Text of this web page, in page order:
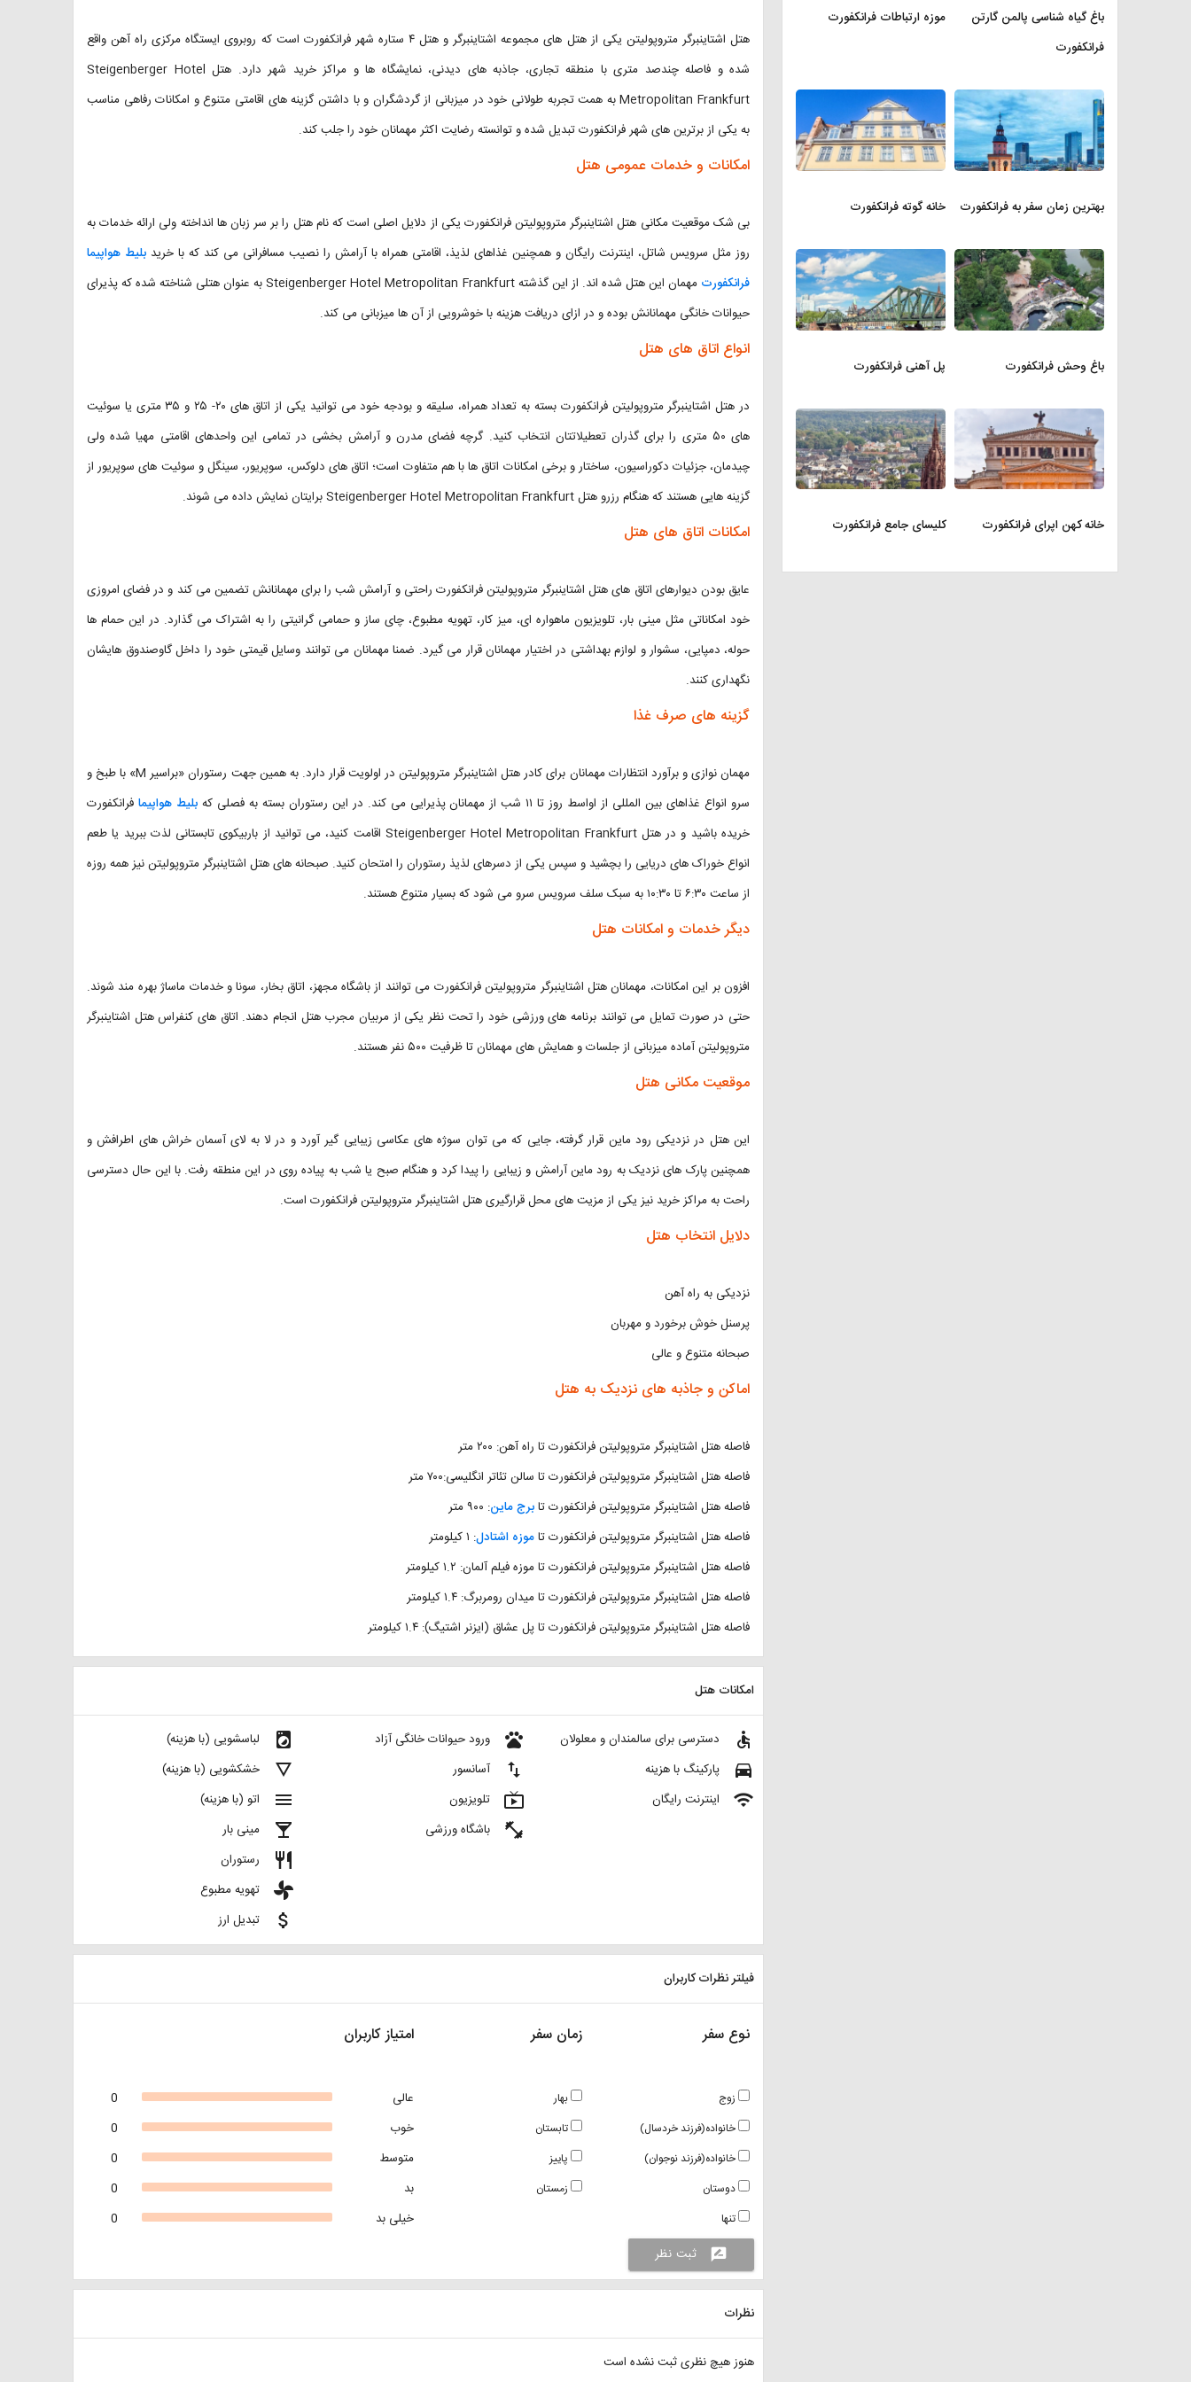
هتل اشتاینبرگر متروپولیتن یکی از هتل های مجموعه اشتاینبرگر و هتل ۴ ستاره شهر فرانکفورت است که روبروی ایستگاه مرکزی راه آهن واقع
شده و فاصله چندصد متری با منطقه تجاری، جاذبه های دیدنی، نمایشگاه ها و مراکز خرید شهر دارد. هتل Steigenberger Hotel
Metropolitan Frankfurt به همت تجربه طولانی خود در میزبانی از گردشگران و با داشتن گزینه های اقامتی متنوع و امکانات رفاهی مناسب
به یکی از برترین های شهر فرانکفورت تبدیل شده و توانسته رضایت اکثر مهمانان خود را جلب کند.
امکانات و خدمات عمومی هتل
بی شک موقعیت مکانی هتل اشتاینبرگر متروپولیتن فرانکفورت یکی از دلایل اصلی است که نام هتل را بر سر زبان ها انداخته ولی ارائه خدمات به
روز مثل سرویس شاتل، اینترنت رایگان و همچنین غذاهای لذیذ، اقامتی همراه با آرامش را نصیب مسافرانی می کند که با خرید بلیط هواپیما
فرانکفورت
مهمان این هتل شده اند. از این گذشته Steigenberger Hotel Metropolitan Frankfurt به عنوان هتلی شناخته شده که پذیرای
حیوانات خانگی مهمانانش بوده و در ازای دریافت هزینه با خوشرویی از آن ها میزبانی می کند.
انواع اتاق های هتل
در هتل اشتاینبرگر متروپولیتن فرانکفورت بسته به تعداد همراه، سلیقه و بودجه خود می توانید یکی از اتاق های ۲۰- ۲۵ و ۳۵ متری یا سوئیت
های ۵۰ متری را برای گذران تعطیلاتتان انتخاب کنید. گرچه فضای مدرن و آرامش بخشی در تمامی این واحدهای اقامتی مهیا شده ولی
چیدمان، جزئیات دکوراسیون، ساختار و برخی امکانات اتاق ها با هم متفاوت است؛ اتاق های دلوکس، سوپریور، سینگل و سوئیت های سوپریور از
گزینه هایی هستند که هنگام رزرو هتل Steigenberger Hotel Metropolitan Frankfurt برایتان نمایش داده می شوند.
امکانات اتاق های هتل
عایق بودن دیوارهای اتاق های هتل اشتاینبرگر متروپولیتن فرانکفورت راحتی و آرامش شب را برای مهمانانش تضمین می کند و در فضای امروزی
خود امکاناتی مثل مینی بار، تلویزیون ماهواره ای، میز کار، تهویه مطبوع، چای ساز و حمامی گرانیتی را به اشتراک می گذارد. در این حمام ها
حوله، دمپایی، سشوار و لوازم بهداشتی در اختیار مهمانان قرار می گیرد. ضمنا مهمانان می توانند وسایل قیمتی خود را داخل گاوصندوق هایشان
نگهداری کنند.
گزینه های صرف غذا
مهمان نوازی و برآورد انتظارات مهمانان برای کادر هتل اشتاینبرگر متروپولیتن در اولویت قرار دارد. به همین جهت رستوران «براسیر M» با طبخ و
سرو انواع غذاهای بین المللی از اواسط روز تا ۱۱ شب از مهمانان پذیرایی می کند. در این رستوران بسته به فصلی که
بلیط هواپیما فرانکفورت
خریده باشید و در هتل Steigenberger Hotel Metropolitan Frankfurt اقامت کنید، می توانید از باربیکوی تابستانی لذت ببرید یا طعم
انواع خوراک های دریایی را بچشید و سپس یکی از دسرهای لذیذ رستوران را امتحان کنید. صبحانه های هتل اشتاینبرگر متروپولیتن نیز همه روزه
از ساعت ۶:۳۰ تا ۱۰:۳۰ به سبک سلف سرویس سرو می شود که بسیار متنوع هستند.
دیگر خدمات و امکانات هتل
افزون بر این امکانات، مهمانان هتل اشتاینبرگر متروپولیتن فرانکفورت می توانند از باشگاه مجهز، اتاق بخار، سونا و خدمات ماساژ بهره مند شوند.
حتی در صورت تمایل می توانند برنامه های ورزشی خود را تحت نظر یکی از مربیان مجرب هتل انجام دهند. اتاق های کنفراس هتل اشتاینبرگر
متروپولیتن آماده میزبانی از جلسات و همایش های مهمانان تا ظرفیت ۵۰۰ نفر هستند.
موقعیت مکانی هتل
این هتل در نزدیکی رود ماین قرار گرفته، جایی که می توان سوژه های عکاسی زیبایی گیر آورد و در لا به لای آسمان خراش های اطرافش و
همچنین پارک های نزدیک به رود ماین آرامش و زیبایی را پیدا کرد و هنگام صبح یا شب به پیاده روی در این منطقه رفت. با این حال دسترسی
راحت به مراکز خرید نیز یکی از مزیت های محل قرارگیری هتل اشتاینبرگر متروپولیتن فرانکفورت است.
دلایل انتخاب هتل
نزدیکی به راه آهن
پرسنل خوش برخورد و مهربان
صبحانه متنوع و عالی
اماکن و جاذبه های نزدیک به هتل
فاصله هتل اشتاینبرگر متروپولیتن فرانکفورت تا راه آهن: ۲۰۰ متر
فاصله هتل اشتاینبرگر متروپولیتن فرانکفورت تا سالن تئاتر انگلیسی:‌۷۰۰ متر
فاصله هتل اشتاینبرگر متروپولیتن فرانکفورت تابرج ماین: ۹۰۰ متر
فاصله هتل اشتاینبرگر متروپولیتن فرانکفورت تاموزه اشتادل: ۱ کیلومتر
فاصله هتل اشتاینبرگر متروپولیتن فرانکفورت تا موزه فیلم آلمان: ۱.۲ کیلومتر
فاصله هتل اشتاینبرگر متروپولیتن فرانکفورت تا میدان رومربرگ: ۱.۴ کیلومتر
فاصله هتل اشتاینبرگر متروپولیتن فرانکفورت تا پل عشاق (ایزنر اشتیگ): ۱.۴ کیلومتر
امکانات هتل
local_laundry_service لباسشویی (با هزینه)
details خشکشویی (با هزینه)
menu اتو (با هزینه)
local_bar مینی بار
restaurant رستوران
toys تهویه مطبوع
attach_money تبدیل ارز
pets ورود حیوانات خانگی آزاد
import_export آسانسور
live_tv تلویزیون
fitness_center باشگاه ورزشی
accessible دسترسی برای سالمندان و معلولان
directions_car پارکینگ با هزینه
wifi اینترنت رایگان
فیلتر نظرات کاربران
امتیاز کاربران
0
عالی
0
خوب
0
متوسط
0
بد
0
خیلی بد
زمان سفر
بهار
تابستان
پاییز
زمستان
نوع سفر
زوج
خانواده(فرزند خردسال)
خانواده(فرزند نوجوان)
دوستان
تنها
rate_review
ثبت نظر
نظرات
هنوز هیچ نظری ثبت نشده است
باغ گیاه شناسی پالمن گارتن
فرانکفورت
موزه ارتباطات فرانکفورت
بهترین زمان سفر به فرانکفورت خانه گوته فرانکفورت
باغ وحش فرانکفورت پل آهنی فرانکفورت
خانه کهن اپرای فرانکفورت کلیسای جامع فرانکفورت